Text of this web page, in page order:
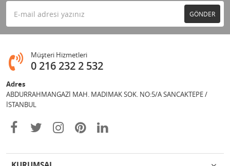
GÖNDER
Müşteri Hizmetleri
0 216 232 2 532
Adres
ABDURRAHMANGAZİ MAH. MADIMAK SOK. NO:5/A SANCAKTEPE /
İSTANBUL